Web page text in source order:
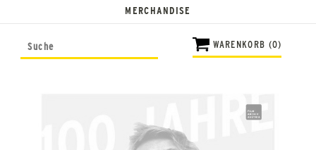
MERCHANDISE
WARENKORB (0)